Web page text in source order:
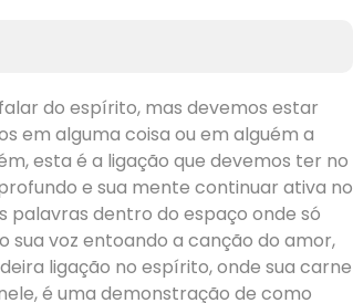
do espírito, mas devemos estar
em alguma coisa ou em alguém a
esta é a ligação que devemos ter no
e sua mente continuar ativa no
palavras dentro do espaço onde só
sua voz entoando a canção do amor,
ligação no espírito, onde sua carne
é uma demonstração de como